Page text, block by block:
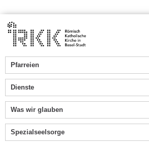
Pfarreien
Dienste
Was wir glauben
Spezialseelsorge